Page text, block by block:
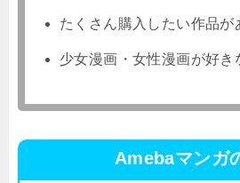
たくさん購入したい作品が
少女漫画・女性漫画が好き
Amebaマンガ